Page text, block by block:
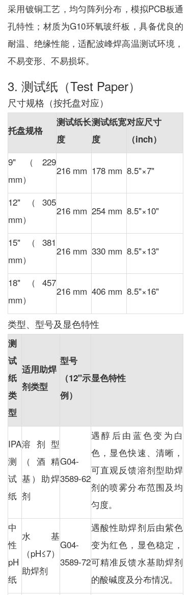
采用镀铜工艺，均匀阵列分布，模拟PCB板通
孔特性；材质为G10环氧玻纤板，具备优良的
耐温、绝缘性能，适配波峰焊高温测试环境，
不易变形、不易损坏。
3. 测试纸（Test Paper）
尺寸规格（按托盘对应）
托盘规格
测试纸长
度
测试纸宽
度
对应尺寸
（inch）
9"（229
mm）
216 mm 178 mm 8.5"×7"
12"（305
mm）
216 mm 254 mm 8.5"×10"
15"（381
mm）
216 mm 330 mm 8.5"×13"
18"（457
mm）
216 mm 406 mm 8.5"×16"
类型、型号及显色特性
测
试
纸
类
型
适用助焊
剂类型
型号
（12"示
例）
显色特性
IPA
测
试
纸
溶剂型
（酒精
基）助焊
剂
G04-
3589-62
遇醇后由蓝色变为白
色，显色快速、清晰，
可直观反馈溶剂型助焊
剂的喷雾分布范围及均
匀度。
中
性
pH
纸
水基
（pH≤7）
助焊剂
G04-
3589-72
遇酸性助焊剂后由紫色
变为红色，显色稳定，
可精准反馈水基助焊剂
的酸碱度及分布情况。